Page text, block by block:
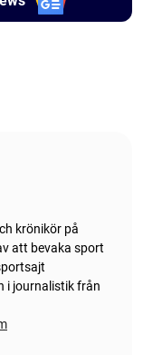
krönikör på
att bevaka sport
i journalistik från